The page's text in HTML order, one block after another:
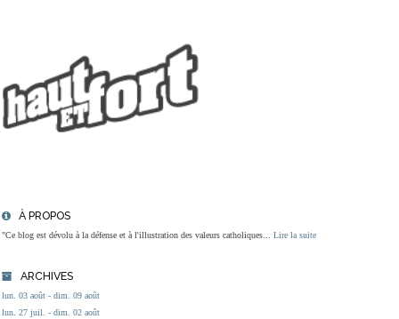
À PROPOS
"Ce blog est dévolu à la défense et à l'illustration des valeurs catholiques... Lire la suite
ARCHIVES
lun. 03 août - dim. 09 août
lun. 27 juil. - dim. 02 août